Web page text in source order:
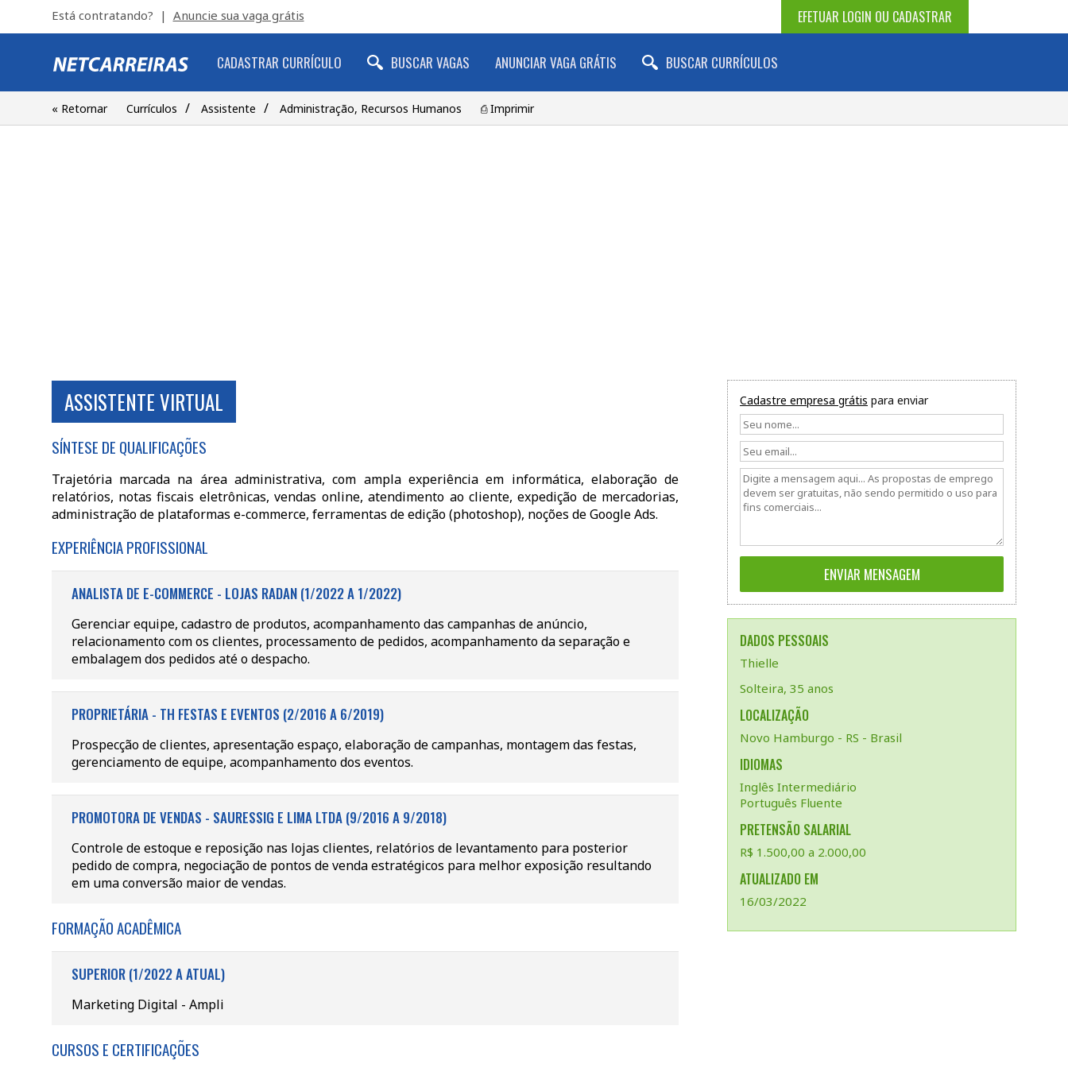
EFETUAR LOGIN OU CADASTRAR
Está contratando? | Anuncie sua vaga grátis
CADASTRAR CURRÍCULO BUSCAR VAGAS ANUNCIAR VAGA GRÁTIS BUSCAR CURRÍCULOS
« Retornar Currículos / Assistente / Administração, Recursos Humanos ⎙ Imprimir
Cadastre empresa grátis para enviar
DADOS PESSOAIS
Thielle
Solteira, 35 anos
LOCALIZAÇÃO
Novo Hamburgo - RS - Brasil
IDIOMAS
Inglês Intermediário
Português Fluente
PRETENSÃO SALARIAL
R$ 1.500,00 a 2.000,00
ATUALIZADO EM
16/03/2022
ASSISTENTE VIRTUAL
SÍNTESE DE QUALIFICAÇÕES
Trajetória marcada na área administrativa, com ampla experiência em informática, elaboração de
relatórios, notas fiscais eletrônicas, vendas online, atendimento ao cliente, expedição de mercadorias,
administração de plataformas e-commerce, ferramentas de edição (photoshop), noções de Google Ads.
EXPERIÊNCIA PROFISSIONAL
ANALISTA DE E-COMMERCE - LOJAS RADAN (1/2022 A 1/2022)
Gerenciar equipe, cadastro de produtos, acompanhamento das campanhas de anúncio,
relacionamento com os clientes, processamento de pedidos, acompanhamento da separação e
embalagem dos pedidos até o despacho.
PROPRIETÁRIA - TH FESTAS E EVENTOS (2/2016 A 6/2019)
Prospecção de clientes, apresentação espaço, elaboração de campanhas, montagem das festas,
gerenciamento de equipe, acompanhamento dos eventos.
PROMOTORA DE VENDAS - SAURESSIG E LIMA LTDA (9/2016 A 9/2018)
Controle de estoque e reposição nas lojas clientes, relatórios de levantamento para posterior
pedido de compra, negociação de pontos de venda estratégicos para melhor exposição resultando
em uma conversão maior de vendas.
FORMAÇÃO ACADÊMICA
SUPERIOR (1/2022 A ATUAL)
Marketing Digital - Ampli
CURSOS E CERTIFICAÇÕES